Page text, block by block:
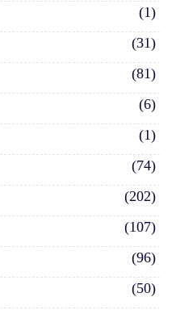
(1)
(31)
(81)
(6)
(1)
(74)
(202)
(107)
(96)
(50)